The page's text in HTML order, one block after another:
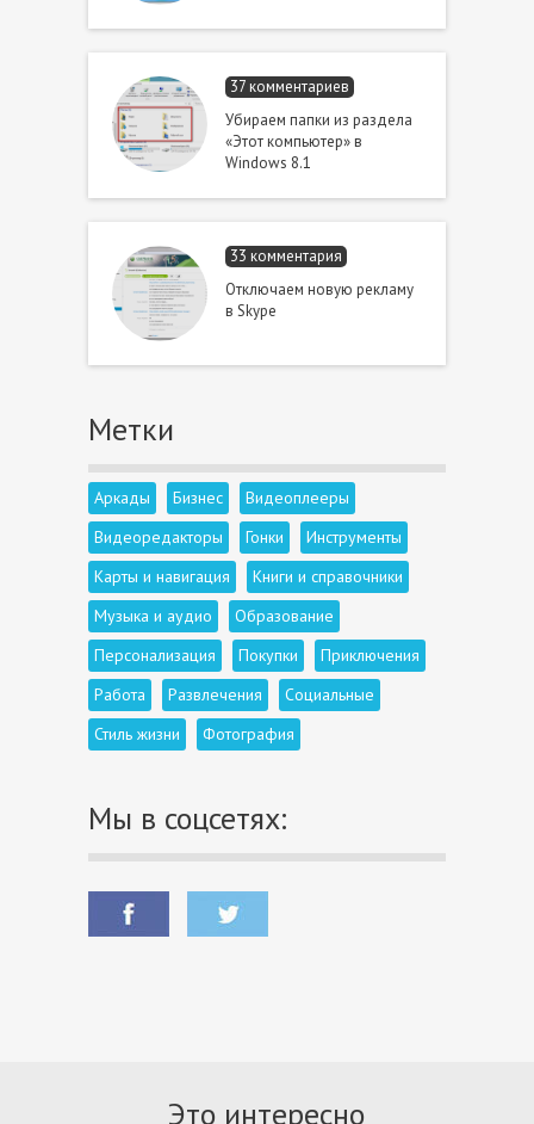
37 комментариев
Убираем папки из раздела
«Этот компьютер» в
Windows 8.1
33 комментария
Отключаем новую рекламу
в Skype
Метки
Аркады Бизнес
Видеоплееры
Видеоредакторы
Гонки
Инструменты
Карты и навигация
Книги и справочники
Музыка и аудио
Образование
Персонализация
Покупки
Приключения
Работа
Развлечения
Социальные
Стиль жизни
Фотография
Мы в соцсетях:
Это интересно